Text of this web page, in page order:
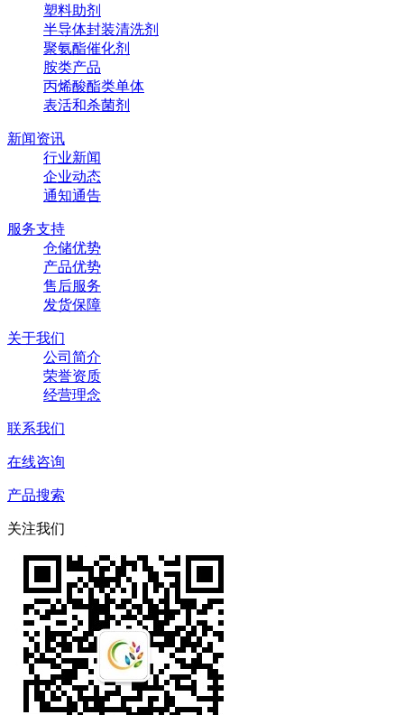
塑料助剂
半导体封装清洗剂
聚氨酯催化剂
胺类产品
丙烯酸酯类单体
表活和杀菌剂
新闻资讯
行业新闻
企业动态
通知通告
服务支持
仓储优势
产品优势
售后服务
发货保障
关于我们
公司简介
荣誉资质
经营理念
联系我们
在线咨询
产品搜索
关注我们